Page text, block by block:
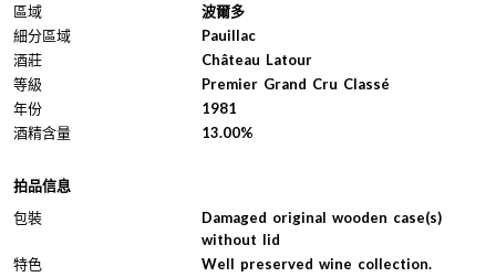
區域
波爾多
細分區域
Pauillac
酒莊
Château Latour
等級
Premier Grand Cru Classé
年份
1981
酒精含量
13.00%
拍品信息
包裝
Damaged original wooden case(s)
without lid
特色
Well preserved wine collection.